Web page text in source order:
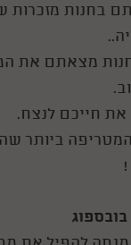
בחנות מזכרות
מצאתם את
את חייכם לנצח.
ביותר